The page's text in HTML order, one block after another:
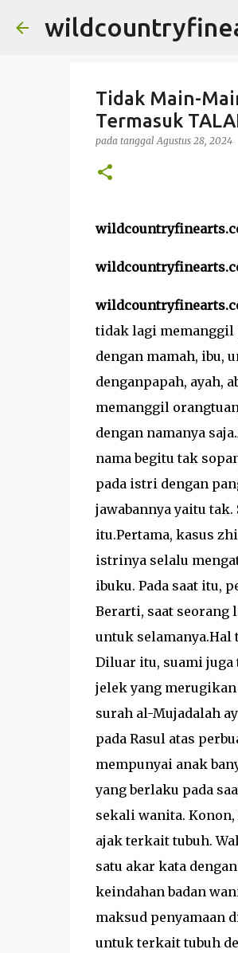
Tidak Main-
Termasuk
pada tanggalAgustus 28, 2024
tidak lagi memanggil
dengan mamah, ibu,
denganpapah, ayah,
memanggil
dengan namanya
nama begitu tak
pada istri dengan
jawabannya yaitu
itu.Pertama, kasus
istrinya selalu
ibuku. Pada saat itu,
Berarti, saat seorang
untuk
Diluar itu, suami juga
jelek yang
surah al-Mujadalah
pada Rasul atas
mempunyai anak
yang berlaku pada
sekali wanita.
ajak terkait tubuh.
satu akar kata
keindahan badan
maksud penyamaan
untuk terkait tubuh